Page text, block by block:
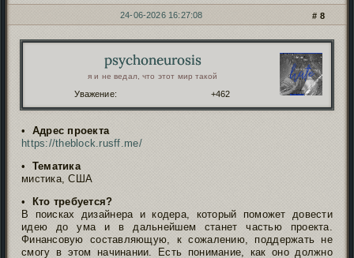
8
24-06-2026 16:27:08
psychoneurosis
я и не ведал, что этот мир такой
Уважение: +462
• Адрес проекта
https://theblock.rusff.me/
• Тематика
мистика, США
•
Кто требуется?
В поисках дизайнера и кодера, который поможет довести
идею до ума и в дальнейшем станет частью проекта.
Финансовую составляющую, к сожалению, поддержать не
смогу в этом начинании. Есть понимание, как оно должно